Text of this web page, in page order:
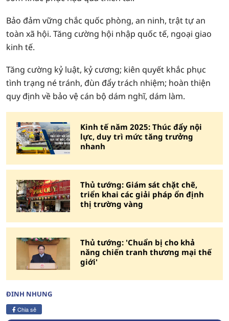
Bảo đảm vững chắc quốc phòng, an ninh, trật tự an
toàn xã hội. Tăng cường hội nhập quốc tế, ngoại giao
kinh tế.
Tăng cường kỷ luật, kỷ cương; kiên quyết khắc phục
tình trạng né tránh, đùn đẩy trách nhiệm; hoàn thiện
quy định về bảo vệ cán bộ dám nghĩ, dám làm.
Kinh tế năm 2025: Thúc đẩy nội
lực, duy trì mức tăng trưởng
nhanh
Thủ tướng: Giám sát chặt chẽ,
triển khai các giải pháp ổn định
thị trường vàng
Thủ tướng: 'Chuẩn bị cho khả
năng chiến tranh thương mại thế
giới'
ĐINH NHUNG
Chia sẻ